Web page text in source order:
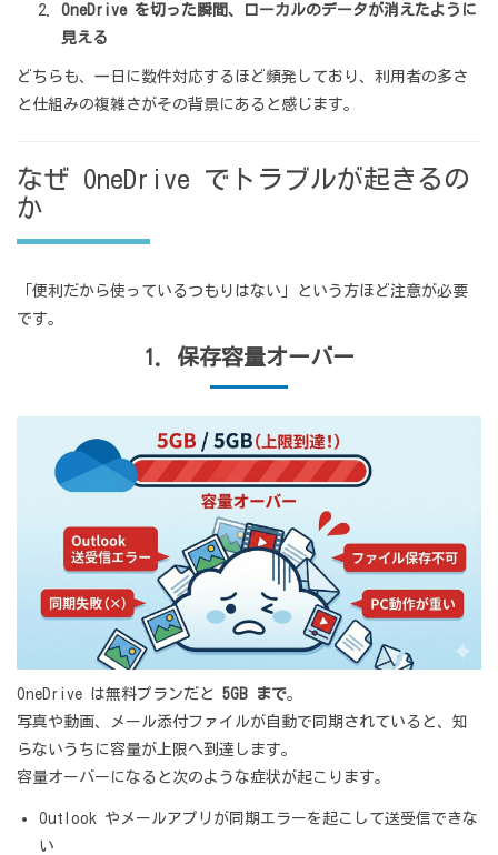
OneDrive を切った瞬間、ローカルのデータが消えたように
見える
どちらも、一日に数件対応するほど頻発しており、利用者の多さ
と仕組みの複雑さがその背景にあると感じます。
なぜ OneDrive でトラブルが起きるの
か
「便利だから使っているつもりはない」という方ほど注意が必要
です。
1. 保存容量オーバー
OneDrive は無料プランだと 5GB まで。
写真や動画、メール添付ファイルが自動で同期されていると、知
らないうちに容量が上限へ到達します。
容量オーバーになると次のような症状が起こります。
Outlook やメールアプリが同期エラーを起こして送受信できな
い